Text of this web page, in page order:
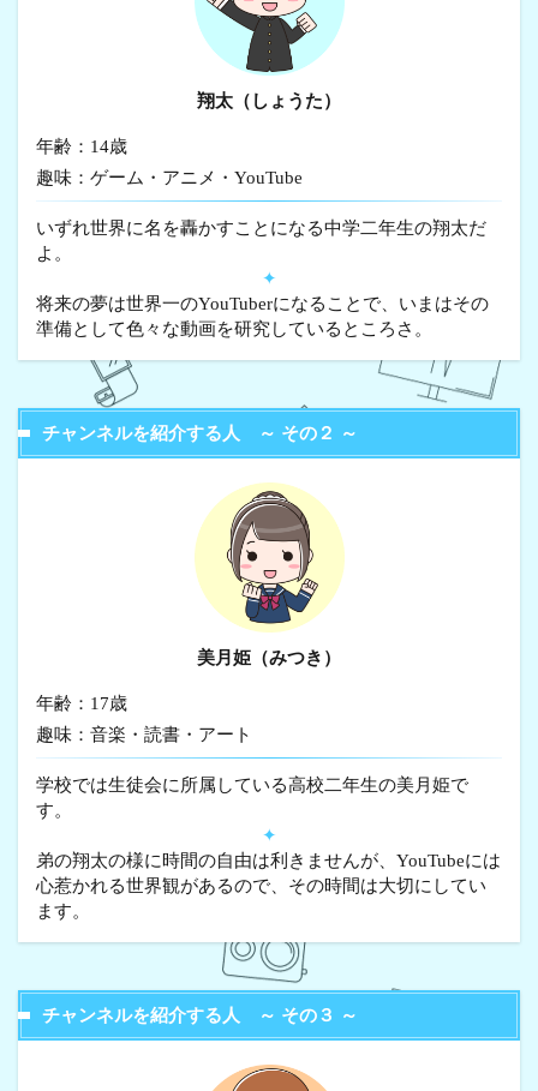
翔太（しょうた）
年齢：14歳
趣味：ゲーム・アニメ・YouTube
いずれ世界に名を轟かすことになる中学二年生の翔太だ
よ。
✦
将来の夢は世界一のYouTuberになることで、いまはその
準備として色々な動画を研究しているところさ。
チャンネルを紹介する人 ～ その２ ～
美月姫（みつき）
年齢：17歳
趣味：音楽・読書・アート
学校では生徒会に所属している高校二年生の美月姫で
す。
✦
弟の翔太の様に時間の自由は利きませんが、YouTubeには
心惹かれる世界観があるので、その時間は大切にしてい
ます。
チャンネルを紹介する人 ～ その３ ～